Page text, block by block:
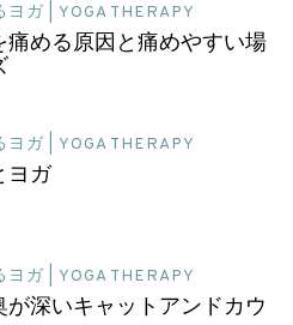
ヨガ | YOGA THERAPY
痛める原因と痛めやすい場
ヨガ | YOGA THERAPY
ヨガ
ヨガ | YOGA THERAPY
深いキャットアンドカウ